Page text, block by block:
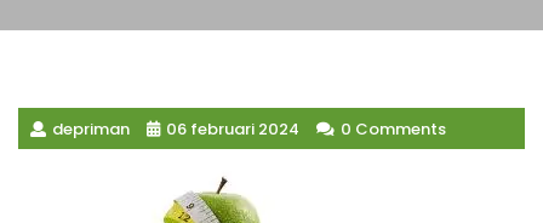
depriman 06 februari 2024 0 Comments